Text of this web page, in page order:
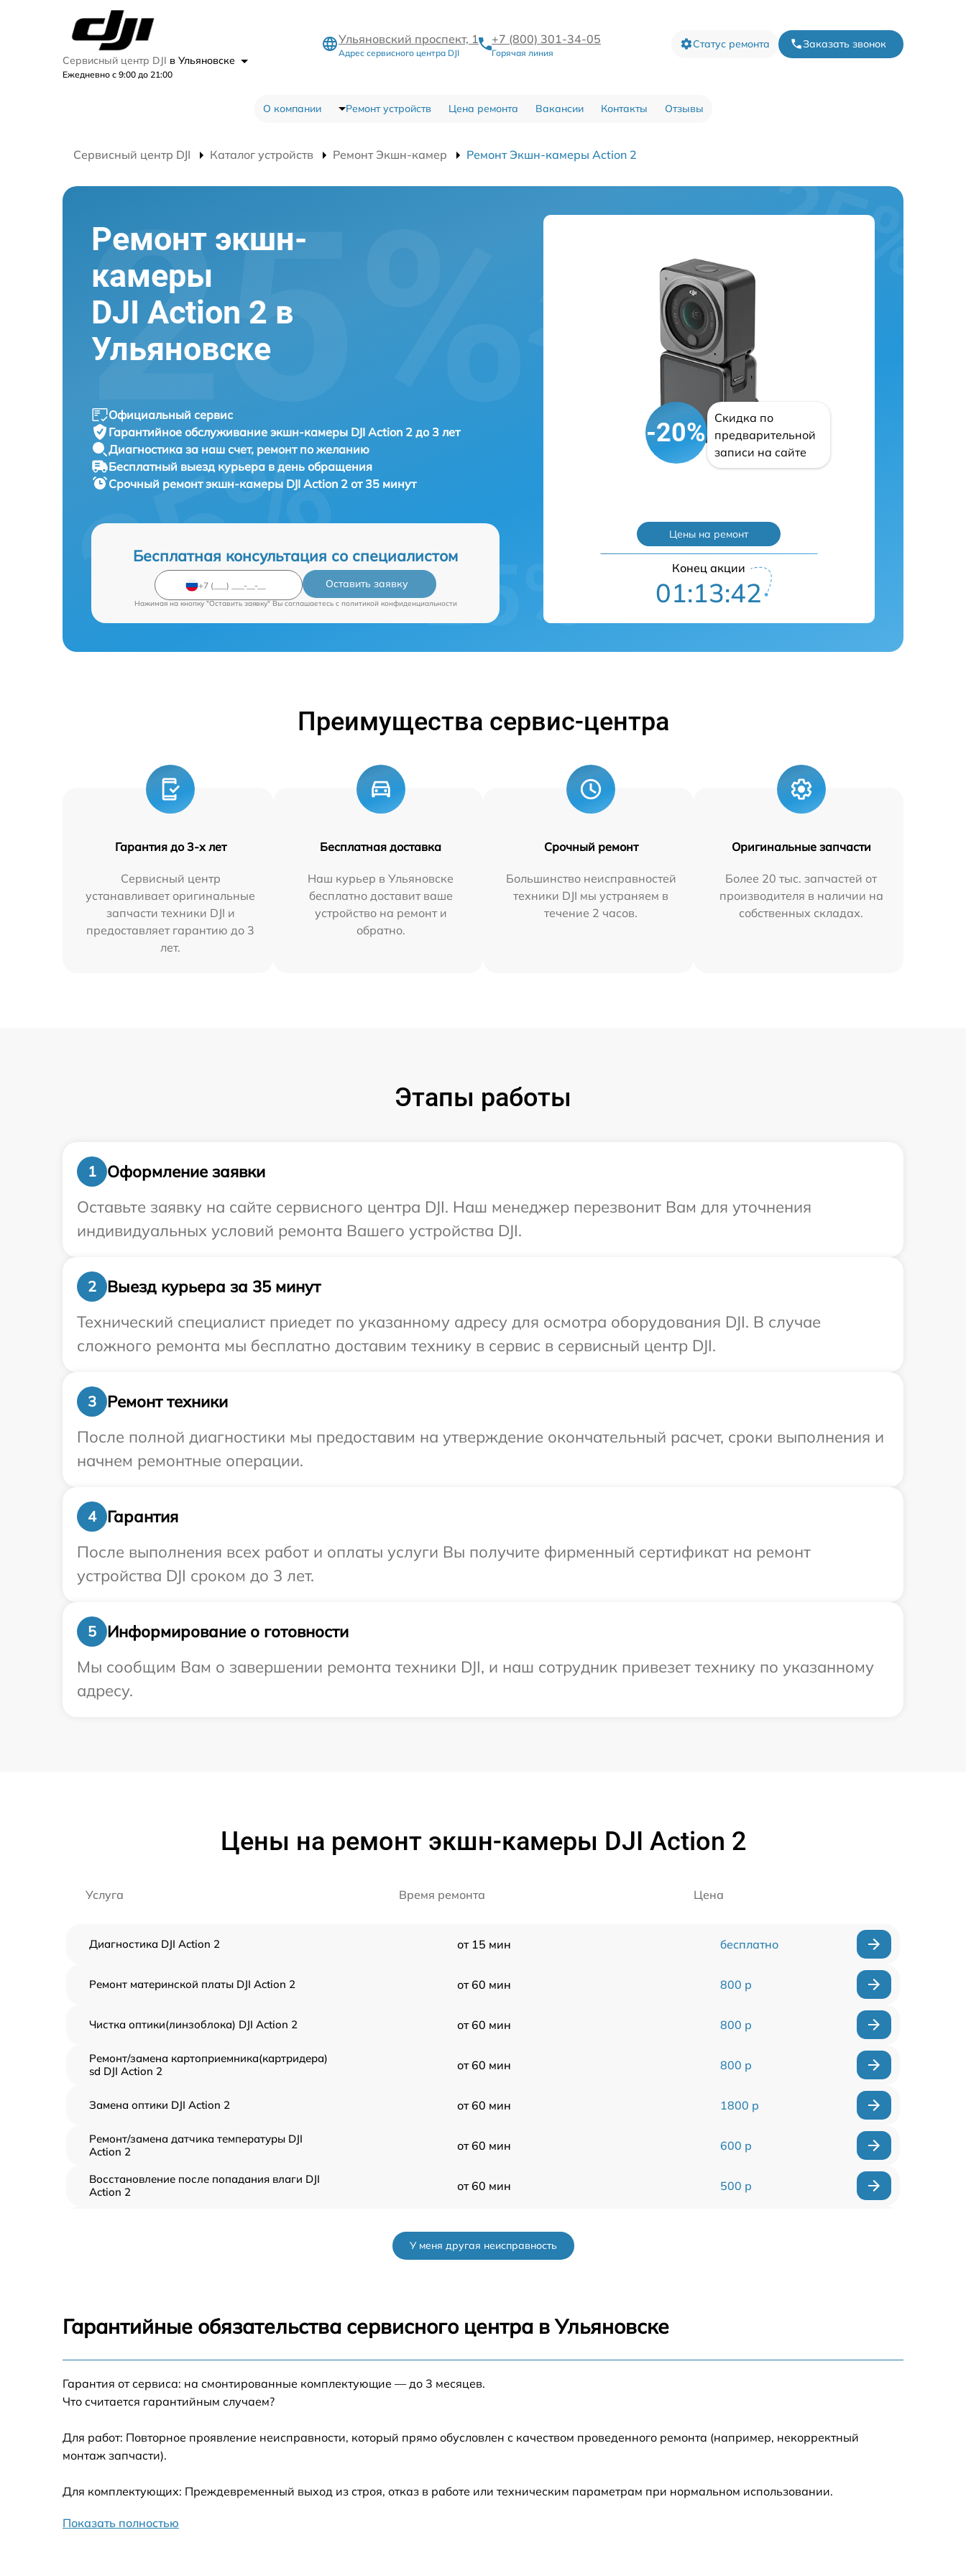
Сервисный центр DJI в Ульяновске
Ежедневно с 9:00 до 21:00
Ульяновский проспект, 1
Адрес сервисного центра DJI
+7 (800) 301-34-05
Горячая линия
Статус ремонта Заказать звонок
О компании Ремонт устройств Цена ремонта Вакансии Контакты Отзывы
Сервисный центр DJI Каталог устройств Ремонт Экшн-камер Ремонт Экшн-камеры Action 2
Ремонт экшн-
камеры
DJI Action 2 в
Ульяновске
Официальный сервис
Гарантийное обслуживание экшн-камеры DJI Action 2 до 3 лет
Диагностика за наш счет, ремонт по желанию
Бесплатный выезд курьера в день обращения
Срочный ремонтэкшн-камеры DJI Action 2 от 35 минут
Бесплатная консультация со специалистом
Оставить заявку
Нажимая на кнопку "Оставить заявку" Вы соглашаетесь c политикой конфиденциальности
-20%
Скидка по
предварительной
записи на сайте
Цены на ремонт
Конец акции
01:13:42
Преимущества сервис-центра
Гарантия до 3-х лет
Сервисный центр
устанавливает оригинальные
запчасти техники DJI и
предоставляет гарантию до 3
лет.
Бесплатная доставка
Наш курьер в Ульяновске
бесплатно доставит ваше
устройство на ремонт и
обратно.
Срочный ремонт
Большинство неисправностей
техники DJI мы устраняем в
течение 2 часов.
Оригинальные запчасти
Более 20 тыс. запчастей от
производителя в наличии на
собственных складах.
Этапы работы
1
Оформление заявки
Оставьте заявку на сайте сервисного центра DJI. Наш менеджер перезвонит Вам для уточнения
индивидуальных условий ремонта Вашего устройства DJI.
2
Выезд курьера за 35 минут
Технический специалист приедет по указанному адресу для осмотра оборудования DJI. В случае
сложного ремонта мы бесплатно доставим технику в сервис в сервисный центр DJI.
3
Ремонт техники
После полной диагностики мы предоставим на утверждение окончательный расчет, сроки выполнения и
начнем ремонтные операции.
4
Гарантия
После выполнения всех работ и оплаты услуги Вы получите фирменный сертификат на ремонт
устройства DJI сроком до 3 лет.
5
Информирование о готовности
Мы сообщим Вам о завершении ремонта техники DJI, и наш сотрудник привезет технику по указанному
адресу.
Цены на ремонт экшн-камеры DJI Action 2
Услуга Время ремонта Цена
Диагностика DJI Action 2 от 15 мин бесплатно
Ремонт материнской платы DJI Action 2 от 60 мин 800 р
Чистка оптики(линзоблока) DJI Action 2 от 60 мин 800 р
Ремонт/замена картоприемника(картридера)
sd DJI Action 2
от 60 мин 800 р
Замена оптики DJI Action 2 от 60 мин 1800 р
Ремонт/замена датчика температуры DJI
Action 2
от 60 мин 600 р
Восстановление после попадания влаги DJI
Action 2
от 60 мин 500 р
Замена материнской платы DJI Action 2 от 60 мин
У меня другая неисправность
Гарантийные обязательства сервисного центра в Ульяновске
Гарантия от сервиса: на смонтированные комплектующие — до 3 месяцев.
Что считается гарантийным случаем?
Для работ: Повторное проявление неисправности, который прямо обусловлен с качеством проведенного ремонта (например, некорректный
монтаж запчасти).
Для комплектующих: Преждевременный выход из строя, отказ в работе или техническим параметрам при нормальном использовании.
Показать полностью